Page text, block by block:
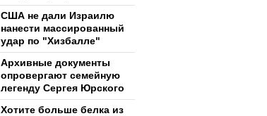
США не дали Израилю
нанести массированный
удар по "Хизбалле"
Архивные документы
опровергают семейную
легенду Сергея Юрского
Хотите больше белка из